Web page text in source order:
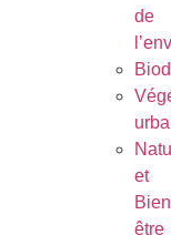
de
et
être